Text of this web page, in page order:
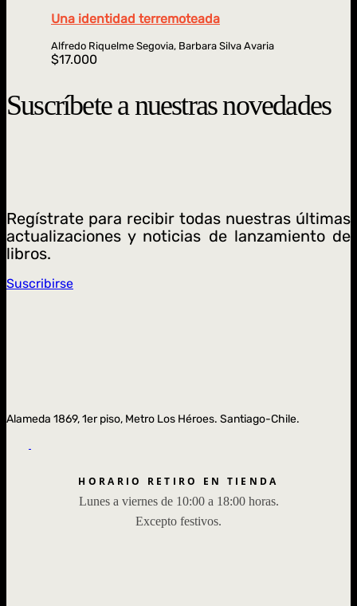
Una identidad terremoteada
Alfredo Riquelme Segovia, Barbara Silva Avaria
$17.000
Suscríbete a nuestras novedades
Regístrate para recibir todas nuestras últimas
actualizaciones y noticias de lanzamiento de
libros.
Suscribirse
Alameda 1869, 1er piso, Metro Los Héroes. Santiago-Chile.
HORARIO RETIRO EN TIENDA
Lunes a viernes de 10:00 a 18:00 horas.
Excepto festivos.